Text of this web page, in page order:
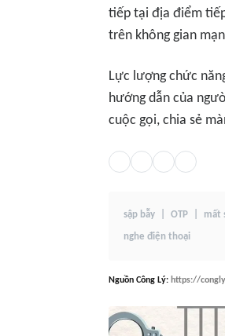
tiếp tại địa điểm
trên không gian
Lực lượng chức
hướng dẫn của
cuộc gọi, chia sẻ
sập bẫy OTP mất
nghe điện thoại
Nguồn Công Lý: https://